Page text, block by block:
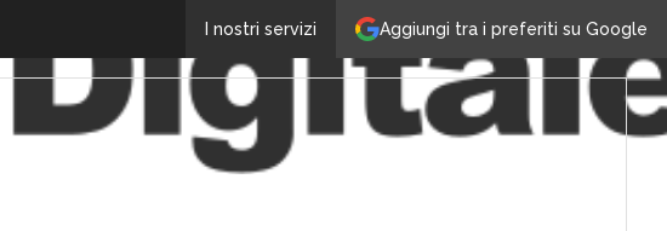
Aggiungi tra i preferiti su Google
I nostri servizi